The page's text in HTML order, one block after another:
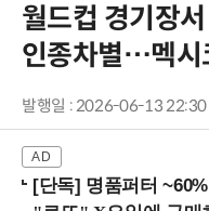
월드컵 경기장
인종차별…멕시
발행일 : 2026-06-13 22:30
[단독] 명품퍼터 ~60%